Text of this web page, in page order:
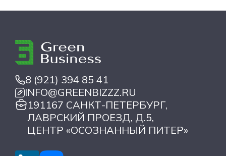
8 (921) 394 85 41
INFO@GREENBIZZZ.RU
191167 САНКТ-ПЕТЕРБУРГ,
ЛАВРСКИЙ ПРОЕЗД, Д.5,
ЦЕНТР «ОСОЗНАННЫЙ ПИТЕР»